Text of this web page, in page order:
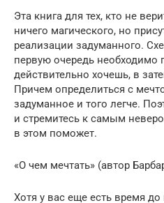
Эта книга для тех, кто не
ничего магического, но
реализации задуманного.
первую очередь необходимо
действительно хочешь, в
Причем определиться с
задуманное и того легче.
и стремитесь к самым
в этом поможет.
«О чем мечтать» (автор
Хотя у вас еще есть время